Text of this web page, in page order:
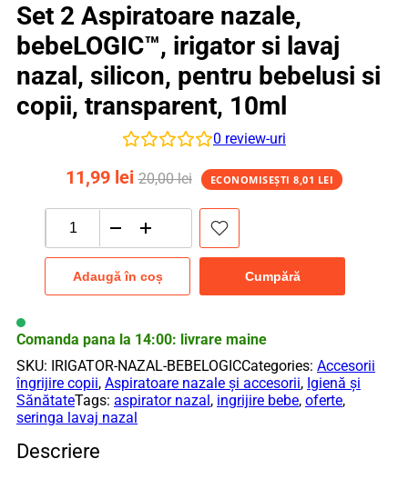
Set 2 Aspiratoare nazale,
bebeLOGIC™, irigator si lavaj
nazal, silicon, pentru bebelusi si
copii, transparent, 10ml
0 review-uri
11,99 lei 20,00lei ECONOMISEȘTI8,01 LEI
Cantitate
Set
Aspiratoare
irigator
si
lavaj
nazal,
silicon,
pentru
bebelusi
si
Adaugă în coș Cumpără
Comanda pana la 14:00: livrare maine
SKU: IRIGATOR-NAZAL-BEBELOGICCategories: Accesorii
îngrijire copii, Aspiratoare nazale și accesorii, Igienă și
SănătateTags: aspirator nazal, ingrijire bebe, oferte,
seringa lavaj nazal
Descriere